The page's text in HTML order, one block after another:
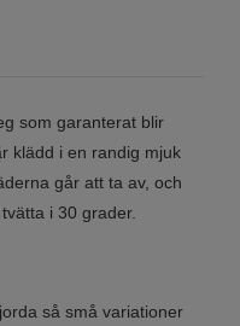
som garanterat blir
klädd i en randig mjuk
går att ta av, och
i 30 grader.
så små variationer